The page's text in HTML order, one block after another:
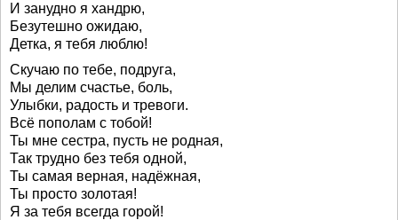
И занудно я хандрю,
Безутешно ожидаю,
Детка, я тебя люблю!
Скучаю по тебе, подруга,
Мы делим счастье, боль,
Улыбки, радость и тревоги.
Всё пополам с тобой!
Ты мне сестра, пусть не родная,
Так трудно без тебя одной,
Ты самая верная, надёжная,
Ты просто золотая!
Я за тебя всегда горой!